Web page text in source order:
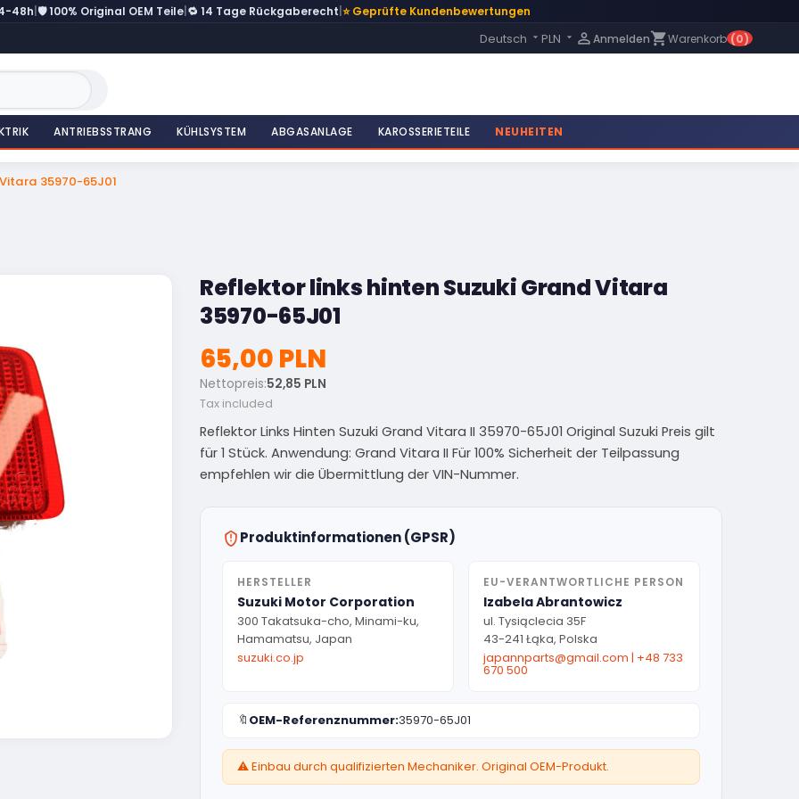
48h 🛡️ 100% Original OEM Teile 🔁 14 Tage Rückgaberecht ⭐ Geprüfte Kundenbewertungen
Language:
Deutsch  PLN  Anmeldenshopping_cartWarenkorb (0)
ANTRIEBSSTRANG KÜHLSYSTEM ABGASANLAGE KAROSSERIETEILE NEUHEITEN
35970-65J01
Reflektor links hinten Suzuki Grand Vitara
35970-65J01
65,00 PLN
Nettopreis:52,85 PLN
Tax included
Reflektor Links Hinten Suzuki Grand Vitara II 35970-65J01 Original Suzuki Preis gilt
für 1 Stück. Anwendung: Grand Vitara II Für 100% Sicherheit der Teilpassung
empfehlen wir die Übermittlung der VIN-Nummer.
Produktinformationen (GPSR)
HERSTELLER
Suzuki Motor Corporation
300 Takatsuka-cho, Minami-ku,
Hamamatsu, Japan
suzuki.co.jp
EU-VERANTWORTLICHE PERSON
Izabela Abrantowicz
ul. Tysiąclecia 35F
43-241 Łąka, Polska
japannparts@gmail.com | +48 733
670 500
🔖 OEM-Referenznummer:35970-65J01
⚠️ Einbau durch qualifizierten Mechaniker. Original OEM-Produkt.